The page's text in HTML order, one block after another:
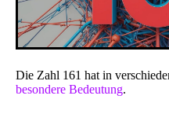
Die Zahl 161 hat in
besondere Bedeutung.